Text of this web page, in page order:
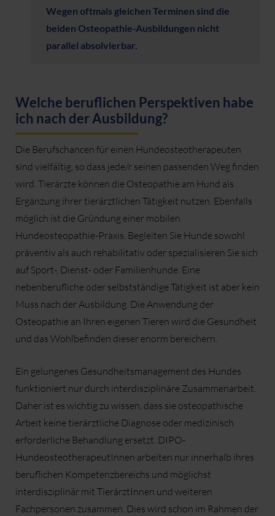
Wegen oftmals gleichen Terminen sind die
beiden Osteopathie-Ausbildungen nicht
parallel absolvierbar.
Welche beruflichen Perspektiven habe
ich nach der Ausbildung?
Die Berufschancen für einen Hundeosteotherapeuten
sind vielfältig, so dass jede/r seinen passenden Weg finden
wird. Tierärzte können die Osteopathie am Hund als
Ergänzung ihrer tierärztlichen Tätigkeit nutzen. Ebenfalls
möglich ist die Gründung einer mobilen
Hundeosteopathie-Praxis. Begleiten Sie Hunde sowohl
präventiv als auch rehabilitativ oder spezialisieren Sie sich
auf Sport-, Dienst- oder Familienhunde. Eine
nebenberufliche oder selbstständige Tätigkeit ist aber kein
Muss nach der Ausbildung. Die Anwendung der
Osteopathie an Ihren eigenen Tieren wird die Gesundheit
und das Wohlbefinden dieser enorm bereichern.
Ein gelungenes Gesundheitsmanagement des Hundes
funktioniert nur durch interdisziplinäre Zusammenarbeit.
Daher ist es wichtig zu wissen, dass sie osteopathische
Arbeit keine tierärztliche Diagnose oder medizinisch
erforderliche Behandlung ersetzt. DIPO-
HundeosteotherapeutInnen arbeiten nur innerhalb ihres
beruflichen Kompetenzbereichs und möglichst
interdisziplinär mit TierärztInnen und weiteren
Fachpersonen zusammen. Dies wird schon im Rahmen der